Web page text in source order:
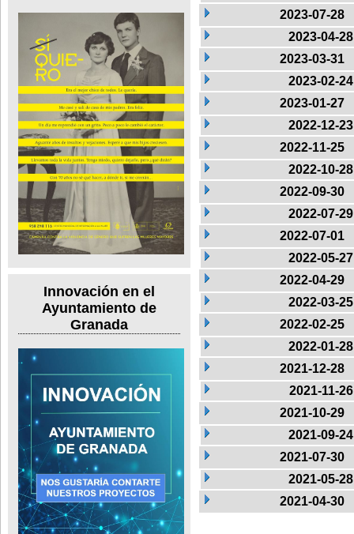
Innovación en el
Ayuntamiento de
Granada
2023-07-28
2023-04-28
2023-03-31
2023-02-24
2023-01-27
2022-12-23
2022-11-25
2022-10-28
2022-09-30
2022-07-29
2022-07-01
2022-05-27
2022-04-29
2022-03-25
2022-02-25
2022-01-28
2021-12-28
2021-11-26
2021-10-29
2021-09-24
2021-07-30
2021-05-28
2021-04-30